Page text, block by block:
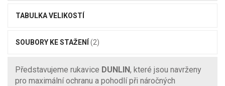
TABULKA VELIKOSTÍ
SOUBORY KE STAŽENÍ (2)
Představujeme rukavice DUNLIN, které jsou navrženy
pro maximální ochranu a pohodlí při náročných